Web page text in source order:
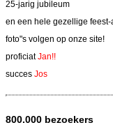
25-jarig jubileum
en een hele gezellige feest-
foto"s volgen op onze site!
proficiatJan!!
succes Jos
800.000 bezoekers